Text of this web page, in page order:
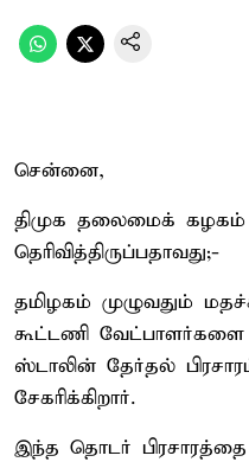
சென்னை,
திமுக தலைமைக் கழகம்
தெரிவித்திருப்பதாவது;-
தமிழகம் முழுவதும்
கூட்டணி
ஸ்டாலின் தேர்தல்
சேகரிக்கிறார்.
இந்த தொடர்